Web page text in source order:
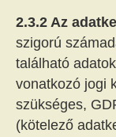
2.3.2 Az
szigorú
található
vonatkozó jogi
szükséges,
(kötelező